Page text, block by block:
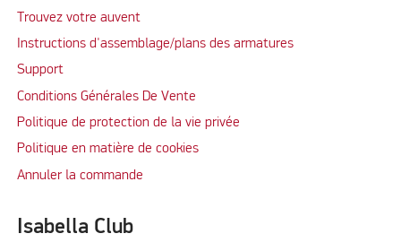
Trouvez votre auvent
Instructions d'assemblage/plans des armatures
Support
Conditions Générales De Vente
Politique de protection de la vie privée
Politique en matière de cookies
Annuler la commande
Isabella Club